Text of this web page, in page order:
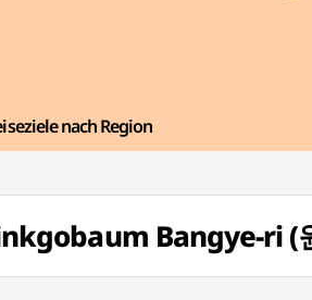
nach Region
Bangye-ri (